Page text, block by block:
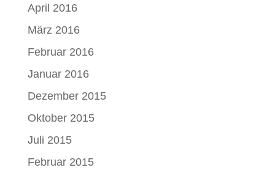
April 2016
März 2016
Februar 2016
Januar 2016
Dezember 2015
Oktober 2015
Juli 2015
Februar 2015